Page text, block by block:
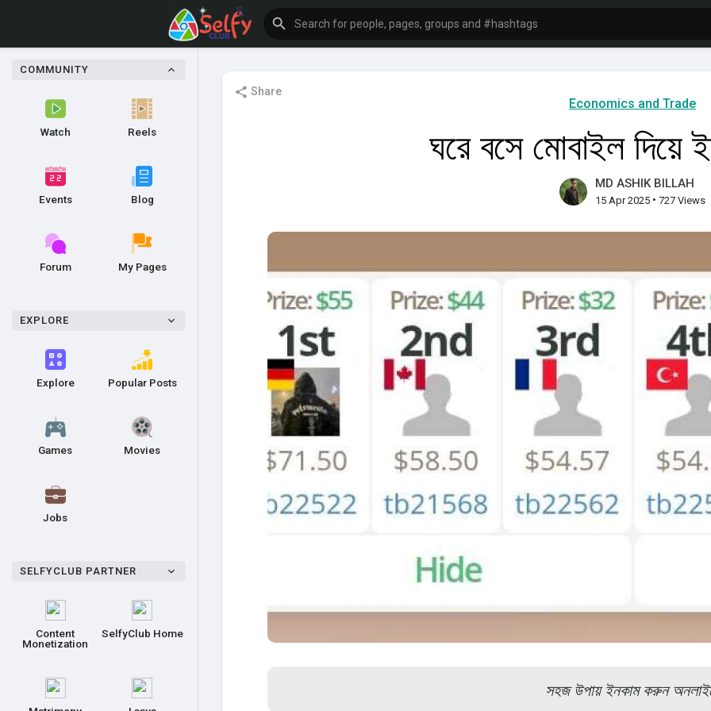
COMMUNITY
Watch Reels
Events Blog
Forum My Pages
EXPLORE
Explore Popular Posts
Games Movies
Jobs
SELFYCLUB PARTNER
Content
Monetization
SelfyClub Home
Share
Economics and Trade
ঘরে বসে মোবাইল দিয়ে
MD ASHIK BILLAH
15 Apr 2025 • 727 Views
সহজ উপায় ইনকাম করুন